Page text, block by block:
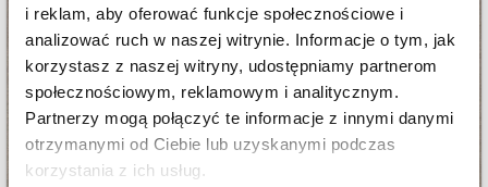
i reklam, aby oferować funkcje społecznościowe i
analizować ruch w naszej witrynie. Informacje o tym, jak
korzystasz z naszej witryny, udostępniamy partnerom
społecznościowym, reklamowym i analitycznym.
Partnerzy mogą połączyć te informacje z innymi danymi
otrzymanymi od Ciebie lub uzyskanymi podczas
korzystania z ich usług.